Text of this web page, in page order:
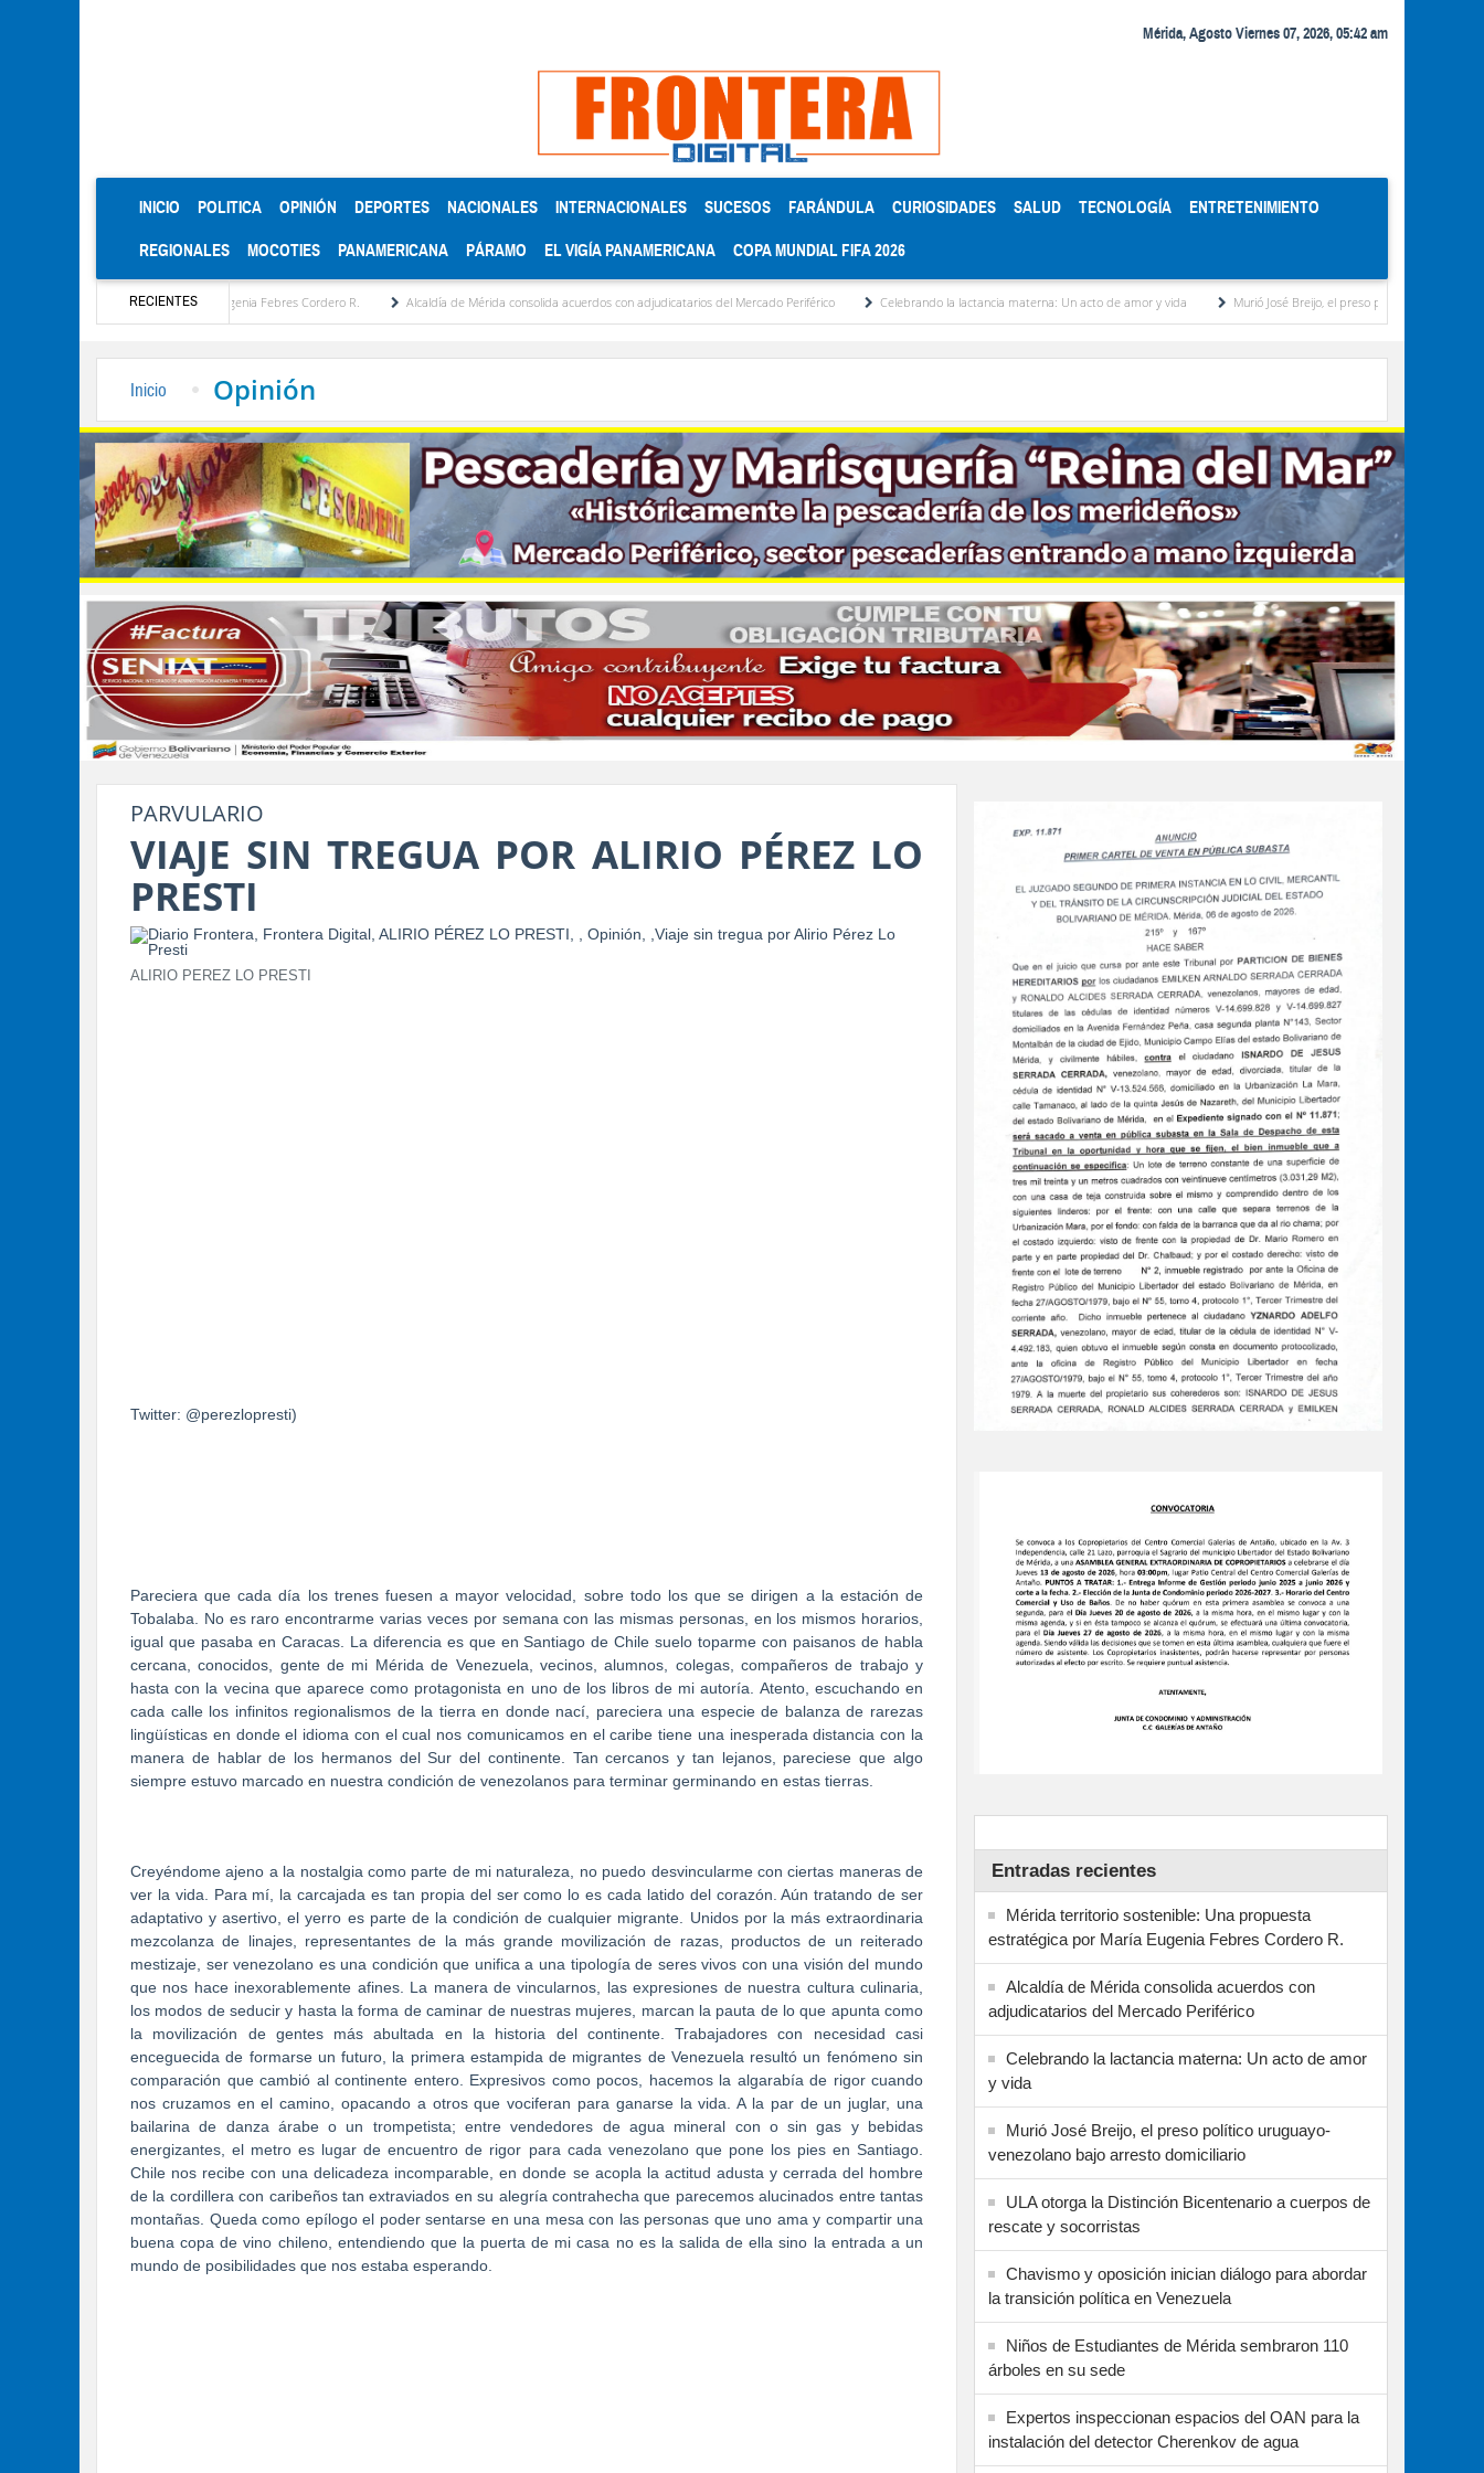
Mérida, Agosto Viernes 07, 2026, 05:42 am
INICIO (CURRENT)
POLITICA OPINIÓN DEPORTES NACIONALES INTERNACIONALES SUCESOS FARÁNDULA CURIOSIDADES SALUD TECNOLOGÍA ENTRETENIMIENTO
REGIONALES MOCOTIES PANAMERICANA PÁRAMO EL VIGÍA PANAMERICANA COPA MUNDIAL FIFA 2026
RECIENTES
estratégica por María Eugenia Febres Cordero R. Alcaldía de Mérida consolida acuerdos con adjudicatarios del Mercado Periférico Celebrando la lactancia materna: Un acto de amor y vida Murió José Breijo, el preso político uruguayo-venezolano
Inicio Opinión
PARVULARIO
VIAJE SIN TREGUA POR ALIRIO PÉREZ LO
PRESTI
ALIRIO PEREZ LO PRESTI
Twitter: @perezlopresti)
Pareciera que cada día los trenes fuesen a mayor velocidad, sobre todo los que se dirigen a la estación de
Tobalaba. No es raro encontrarme varias veces por semana con las mismas personas, en los mismos horarios,
igual que pasaba en Caracas. La diferencia es que en Santiago de Chile suelo toparme con paisanos de habla
cercana, conocidos, gente de mi Mérida de Venezuela, vecinos, alumnos, colegas, compañeros de trabajo y
hasta con la vecina que aparece como protagonista en uno de los libros de mi autoría. Atento, escuchando en
cada calle los infinitos regionalismos de la tierra en donde nací, pareciera una especie de balanza de rarezas
lingüísticas en donde el idioma con el cual nos comunicamos en el caribe tiene una inesperada distancia con la
manera de hablar de los hermanos del Sur del continente. Tan cercanos y tan lejanos, pareciese que algo
siempre estuvo marcado en nuestra condición de venezolanos para terminar germinando en estas tierras.
Creyéndome ajeno a la nostalgia como parte de mi naturaleza, no puedo desvincularme con ciertas maneras de
ver la vida. Para mí, la carcajada es tan propia del ser como lo es cada latido del corazón. Aún tratando de ser
adaptativo y asertivo, el yerro es parte de la condición de cualquier migrante. Unidos por la más extraordinaria
mezcolanza de linajes, representantes de la más grande movilización de razas, productos de un reiterado
mestizaje, ser venezolano es una condición que unifica a una tipología de seres vivos con una visión del mundo
que nos hace inexorablemente afines. La manera de vincularnos, las expresiones de nuestra cultura culinaria,
los modos de seducir y hasta la forma de caminar de nuestras mujeres, marcan la pauta de lo que apunta como
la movilización de gentes más abultada en la historia del continente. Trabajadores con necesidad casi
enceguecida de formarse un futuro, la primera estampida de migrantes de Venezuela resultó un fenómeno sin
comparación que cambió al continente entero. Expresivos como pocos, hacemos la algarabía de rigor cuando
nos cruzamos en el camino, opacando a otros que vociferan para ganarse la vida. A la par de un juglar, una
bailarina de danza árabe o un trompetista; entre vendedores de agua mineral con o sin gas y bebidas
energizantes, el metro es lugar de encuentro de rigor para cada venezolano que pone los pies en Santiago.
Chile nos recibe con una delicadeza incomparable, en donde se acopla la actitud adusta y cerrada del hombre
de la cordillera con caribeños tan extraviados en su alegría contrahecha que parecemos alucinados entre tantas
montañas. Queda como epílogo el poder sentarse en una mesa con las personas que uno ama y compartir una
buena copa de vino chileno, entendiendo que la puerta de mi casa no es la salida de ella sino la entrada a un
mundo de posibilidades que nos estaba esperando.
Entradas recientes
Mérida territorio sostenible: Una propuesta
estratégica por María Eugenia Febres Cordero R.
Alcaldía de Mérida consolida acuerdos con
adjudicatarios del Mercado Periférico
Celebrando la lactancia materna: Un acto de amor
y vida
Murió José Breijo, el preso político uruguayo-
venezolano bajo arresto domiciliario
ULA otorga la Distinción Bicentenario a cuerpos de
rescate y socorristas
Chavismo y oposición inician diálogo para abordar
la transición política en Venezuela
Niños de Estudiantes de Mérida sembraron 110
árboles en su sede
Expertos inspeccionan espacios del OAN para la
instalación del detector Cherenkov de agua